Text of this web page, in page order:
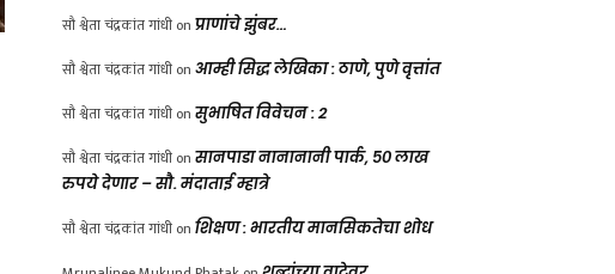
सौ श्वेता चंद्रकांत गांधी on प्राणांचे झुंबर…
सौ श्वेता चंद्रकांत गांधी on आम्ही सिद्ध लेखिका : ठाणे, पुणे वृत्तांत
सौ श्वेता चंद्रकांत गांधी on सुभाषित विवेचन : 2
सौ श्वेता चंद्रकांत गांधी on सानपाडा नानानानी पार्क, ५० लाख
रुपये देणार – सौ. मंदाताई म्हात्रे
सौ श्वेता चंद्रकांत गांधी on शिक्षण : भारतीय मानसिकतेचा शोध